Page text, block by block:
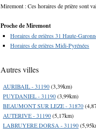
Miremont : Ces horaires de prière sont
Proche de Miremont
Horaires de prières 31 Haute-
Horaires de prières Midi-Pyrénées
Autres villes
AURIBAIL - 31190(3,39km)
PUYDANIEL - 31190(3,99km)
BEAUMONT SUR LEZE - 31870
AUTERIVE - 31190(5,17km)
LABRUYERE DORSA - 31190